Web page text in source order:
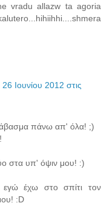
vradu allazw ta agoria
26 Ιουνίου 2012 στις
πάνω απ' όλα! ;)
στα υπ' όψιν μου! :)
έχω στο σπίτι τον
:D